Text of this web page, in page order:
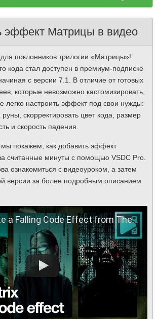
эффект Матрицы в видео
поклонников трилогии «Матрицы»!
кода стал доступен в премиум-подписке
с версии 7.1. В отличие от готовых
которые невозможно кастомизировать,
легко настроить эффект под свои нужды:
скорректировать цвет кода, размер
и скорость падения.
мы покажем, как добавить эффект
считанные минуты с помощью VSDC Pro.
ознакомиться с видеоуроком, а затем
версии за более подробным описанием
Code Effect from The Matrix on Video (Free)